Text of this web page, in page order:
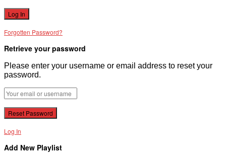
Forgotten Password?
Retrieve your password
Please enter your username or email address to reset your
password.
Log In
Add New Playlist